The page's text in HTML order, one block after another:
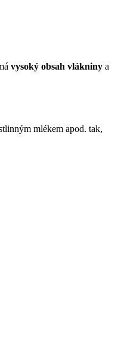
vysoký obsah vlákniny a
mlékem apod. tak,